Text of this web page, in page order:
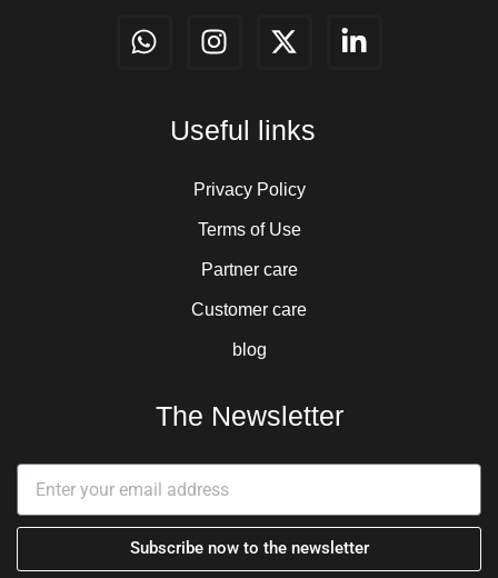
W
h
I
n
a
r
a
X
-
i
t
e
i
Useful links
Privacy Policy
Terms of Use
Partner care
Customer care
blog
The Newsletter
Subscribe now to the newsletter